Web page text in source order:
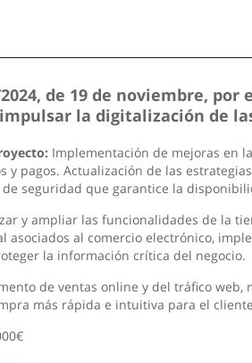
2024, de 19 de noviembre,
la digitalización de
Implementación de mejoras en
y pagos. Actualización de las
seguridad que garantice la
y ampliar las funcionalidades de la
asociados al comercio electrónico,
la información crítica del negocio.
de ventas online y del tráfico
más rápida e intuitiva para el